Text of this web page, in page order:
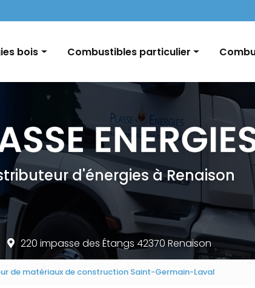
Navigation
bois
/ Granulés de bois
vrac / palette
et informations
Combustibles particulier
Fioul domestique
Charbon
Charbon
d'énergies à Renaison
220 impasse des Étangs 42370 Renaison
de matériaux de construction Saint-Germain-Laval